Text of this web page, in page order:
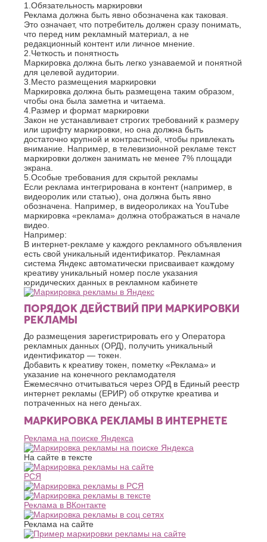
К
Казань
Калининград
Калуга
Каменск-
Уральский
Камышин
Каспийск
Кемерово
Керчь
Киров
Кисловодск
Ковров
Коломна
Копейск
Кострома
Красногорск
Краснодар
Курган
Курск
Л
Липецк
Люберцы
М
Майкоп
Махачкала
Миасс
Москва
Мурманск
Муром
Набережные
Челны
Нальчик
Невинномысск
Нефтекамск
Оскол
Стерлитамак
Судак
Сургут
Сызрань
Сыктывкар
Т
Таганрог
Тамбов
Тверь
Тольятти
Тула
Тюмень
У
Ульяновск
Уфа
Ф
Феодосия
Х
Хасавюрт
Химки
Ч
Чебоксары
Челябинск
Череповец
Черкесск
Ш
Шахты
Э
Энгельс
Я
Ялта
Ярославль
1. Обязательность маркировки
Реклама должна быть явно обозначена как таковая.
Это означает, что потребитель должен сразу понимать,
что перед ним рекламный материал, а не
редакционный контент или личное мнение.
2. Четкость и понятность
Маркировка должна быть легко узнаваемой и понятной
для целевой аудитории.
3. Место размещения маркировки
Маркировка должна быть размещена таким образом,
чтобы она была заметна и читаема.
4. Размер и формат маркировки
Закон не устанавливает строгих требований к размеру
или шрифту маркировки, но она должна быть
достаточно крупной и контрастной, чтобы привлекать
внимание. Например, в телевизионной рекламе текст
маркировки должен занимать не менее 7% площади
экрана.
5. Особые требования для скрытой рекламы
Если реклама интегрирована в контент (например, в
видеоролик или статью), она должна быть явно
обозначена. Например, в видеороликах на YouTube
маркировка «реклама» должна отображаться в начале
видео.
Например:
В интернет-рекламе у каждого рекламного объявления
есть свой уникальный идентификатор. Рекламная
система Яндекс автоматически присваивает каждому
креативу уникальный номер после указания
юридических данных в рекламном кабинете
ПОРЯДОК ДЕЙСТВИЙ ПРИ МАРКИРОВКИ
РЕКЛАМЫ
До размещения зарегистрировать его у Оператора
рекламных данных (ОРД), получить уникальный
идентификатор — токен.
Добавить к креативу токен, пометку «Реклама» и
указание на конечного рекламодателя
Ежемесячно отчитываться через ОРД в Единый реестр
интернет рекламы (ЕРИР) об открутке креатива и
потраченных на него деньгах.
МАРКИРОВКА РЕКЛАМЫ В ИНТЕРНЕТЕ
Реклама на поиске Яндекса
На сайте в тексте
РСЯ
Реклама в ВКонтакте
Реклама на сайте